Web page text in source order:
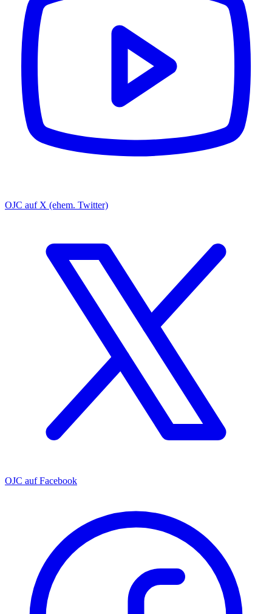
OJC auf X (ehem. Twitter)
OJC auf Facebook